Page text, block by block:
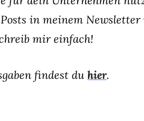
in meinem Newsletter
mir einfach!
findest du hier.